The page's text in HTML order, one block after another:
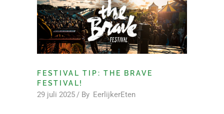
FESTIVAL TIP: THE BRAVE
FESTIVAL!
29 juli 2025 By EerlijkerEten